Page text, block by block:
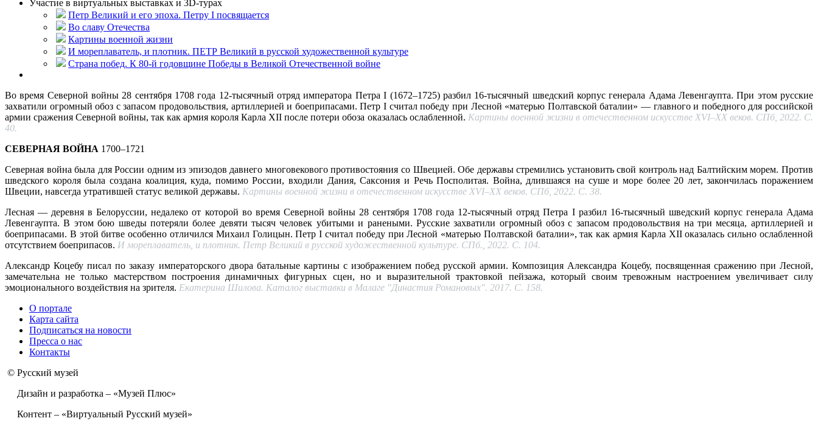
Участие в виртуальных выставках и 3D-турах
Петр Великий и его эпоха. Петру I посвящается
Во славу Отечества
Картины военной жизни
И мореплаватель, и плотник. ПЕТР Великий в русской художественной культуре
Страна побед. К 80-й годовщине Победы в Великой Отечественной войне
Во время Северной войны 28 сентября 1708 года 12-тысячный отряд императора Петра I (1672–1725) разбил 16-тысячный шведский корпус генерала Адама Левенгаупта. При этом русские
захватили огромный обоз с запасом продовольствия, артиллерией и боеприпасами. Петр I считал победу при Лесной «матерью Полтавской баталии» — главного и победного для российской
армии сражения Северной войны, так как армия короля Карла XII после потери обоза оказалась ослабленной. Картины военной жизни в отечественном искусстве XVI–XX веков. СПб, 2022. С.
40.
СЕВЕРНАЯ ВОЙНА 1700–1721
Северная война была для России одним из эпизодов давнего многовекового противостояния со Швецией. Обе державы стремились установить свой контроль над Балтийским морем. Против
шведского короля была создана коалиция, куда, помимо России, входили Дания, Саксония и Речь Посполитая. Война, длившаяся на суше и море более 20 лет, закончилась поражением
Швеции, навсегда утратившей статус великой державы. Картины военной жизни в отечественном искусстве XVI–XX веков. СПб, 2022. С. 38.
Лесная — деревня в Белоруссии, недалеко от которой во время Северной войны 28 сентября 1708 года 12-тысячный отряд Петра I разбил 16-тысячный шведский корпус генерала Адама
Левенгаупта. В этом бою шведы потеряли более девяти тысяч человек убитыми и ранеными. Русские захватили огромный обоз с запасом продовольствия на три месяца, артиллерией и
боеприпасами. В этой битве особенно отличился Михаил Голицын. Петр I считал победу при Лесной «матерью Полтавской баталии», так как армия Карла XII оказалась сильно ослабленной
отсутствием боеприпасов. И мореплаватель, и плотник. Петр Великий в русской художественной культуре. СПб., 2022. С. 104.
Александр Коцебу писал по заказу императорского двора батальные картины с изображением побед русской армии. Композиция Александра Коцебу, посвященная сражению при Лесной,
замечательна не только мастерством построения динамичных фигурных сцен, но и выразительной трактовкой пейзажа, который своим тревожным настроением увеличивает силу
эмоционального воздействия на зрителя. Екатерина Шилова. Каталог выставки в Малаге "Династия Романовых". 2017. С. 158.
О портале
Карта сайта
Подписаться на новости
Пресса о нас
Контакты
© Русский музей
Дизайн и разработка – «Музей Плюс»
Контент – «Виртуальный Русский музей»